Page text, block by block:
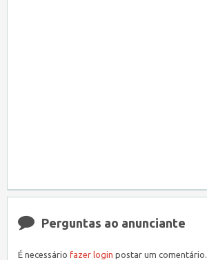
Perguntas ao anunciante
É necessário fazer login postar um comentário.